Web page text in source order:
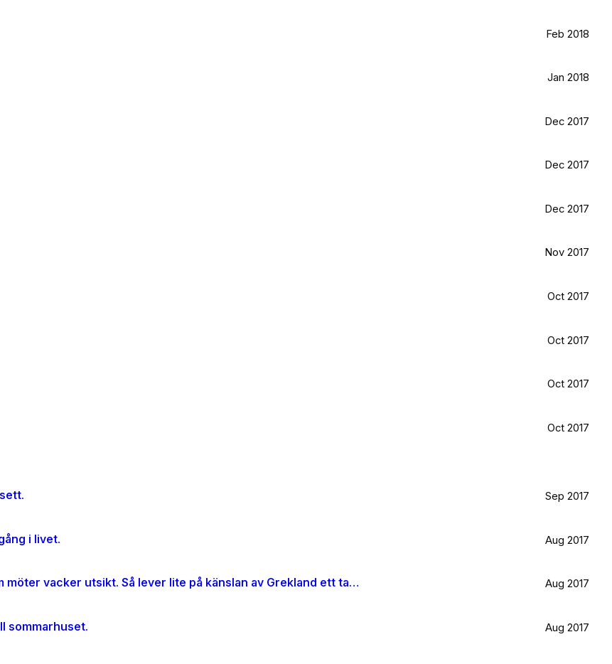
Feb 2018
Jan 2018
Dec 2017
Dec 2017
Dec 2017
Nov 2017
Oct 2017
Oct 2017
Oct 2017
Oct 2017
Sep 2017
i livet. Aug 2017
Är väldigt svag för olivträd, låten Il mondo och motljus som möter vacker utsikt. Så lever lite på känslan av Grekland ett tag till. Aug 2017
sommarhuset. Aug 2017